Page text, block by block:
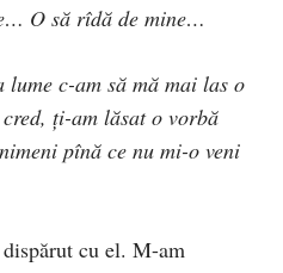
O să rîdă de mine…
c-am să mă mai las o
ţi-am lăsat o vorbă
pînă ce nu mi-o veni
cu el. M-am